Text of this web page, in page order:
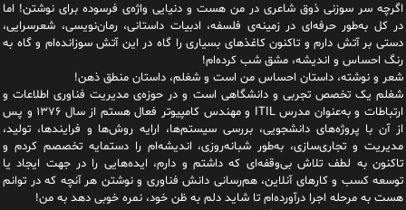
اگرچه سر سوزنی ذوق شاعری در من هست و دنیایی واژه‌‌ی فرسوده برای نوشتن! اما
در کل به‌طور حرفه‌ای در زمینه‌ی فلسفه، ادبیات داستانی، رمان‌نویسی، شعرسرایی،
دستی بر آتش دارم و تاکنون کاغذهای بسیاری را گاه در این آتش سوزانده‌ام و گاه به
رنگ احساس و اندیشه، مشق شب کرده‌ام!
شعر و نوشته، داستان احساس من است و شغلم، داستان منطق ذهن!
شغلم یک تخصص تجربی و دانشگاهی است و در حوزه‌ی مدیریت فناوری اطلاعات و
ارتباطات و به‌عنوان مدرس ITIL و مهندس کامپیوتر فعال هستم از سال ۱۳۷۶ و پس
از آن با پروژه‌های دانشجویی، بررسی سیستم‌ها، ارایه روش‌ها و فرایندها، تولید،
مدیریت و تجاری‌سازی، به‌طور شبانه‌روزی، اندیشه‌ام را دستمایه تخصصم کردم و
تاکنون به لطف تلاش بی‌وقفه‌ای که داشتم و دارم، اید‌ه‌هایی را در جهت ایجاد یا
توسعه کسب و کارهای آنلاین، هم‌رسانی دانش فناوری و نوشتن هر آنچه که در توانم
هست به مرحله اجرا درآورده‌ام تا شاید دلم به ظن خود، نمره خوبی دهد به من!